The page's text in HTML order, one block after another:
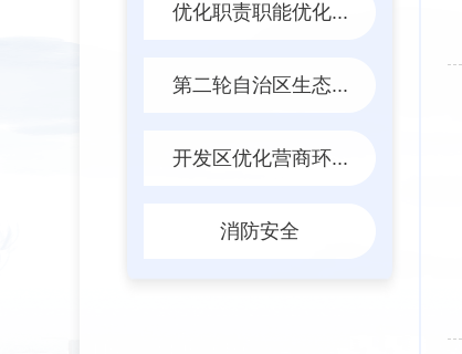
优化职责职能优化...
第二轮自治区生态...
开发区优化营商环...
消防安全